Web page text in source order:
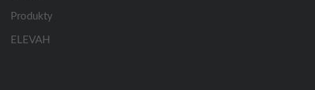
Produkty
ELEVAH